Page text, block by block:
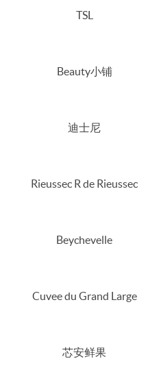
TSL
Beauty小铺
迪士尼
Rieussec R de Rieussec
Beychevelle
Cuvee du Grand Large
芯安鲜果